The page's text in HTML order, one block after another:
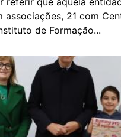
associações, 21 com
de Formação...